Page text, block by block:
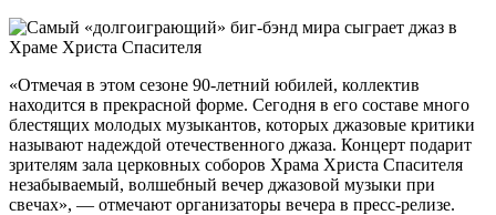
«Отмечая в этом сезоне 90-летний юбилей, коллектив
находится в прекрасной форме. Сегодня в его составе много
блестящих молодых музыкантов, которых джазовые критики
называют надеждой отечественного джаза. Концерт подарит
зрителям зала церковных соборов Храма Христа Спасителя
незабываемый, волшебный вечер джазовой музыки при
свечах», — отмечают организаторы вечера в пресс-релизе.